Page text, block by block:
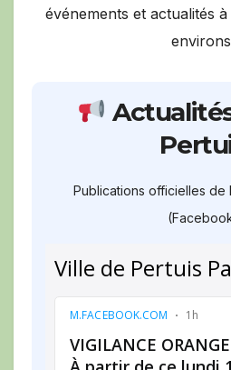
événements et actualités
Publications officielles de